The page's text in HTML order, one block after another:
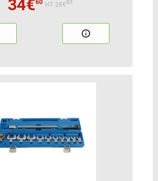
34€60 HT:28€83